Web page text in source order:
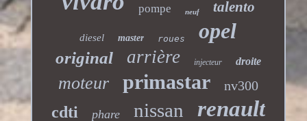
pompe neuf talento
diesel master roues opel
original arrière injecteur droite
moteur primastar nv300
cdti phare nissan renault